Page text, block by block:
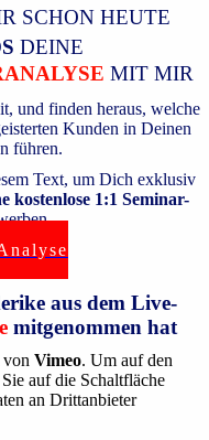
SCHON HEUTE
DEINE
MIT MIR
und finden heraus, welche
Kunden in Deinen
führen.
Text, um Dich exklusiv
kostenlose 1:1 Seminar-
aus dem Live-
mitgenommen hat
von Vimeo. Um auf den
auf die Schaltfläche
an Drittanbieter